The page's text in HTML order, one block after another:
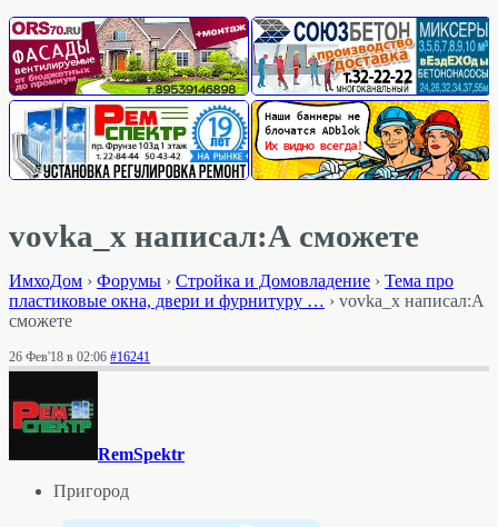
vovka_x написал:А сможете
ИмхоДом › Форумы › Стройка и Домовладение › Тема про
пластиковые окна, двери и фурнитуру … › vovka_x написал:А
сможете
26 Фев'18 в 02:06 #16241
RemSpektr
Пригород